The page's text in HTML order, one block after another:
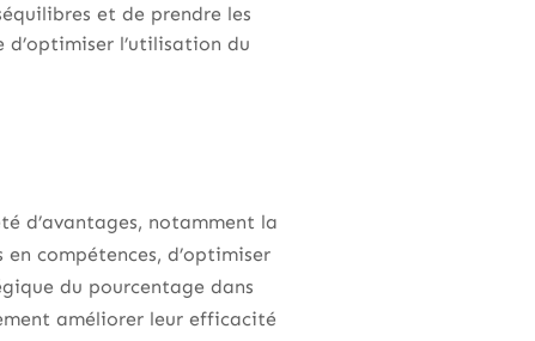
et de prendre les
d’optimiser l’utilisation du
d’avantages, notamment la
compétences, d’optimiser
du pourcentage dans
améliorer leur efficacité